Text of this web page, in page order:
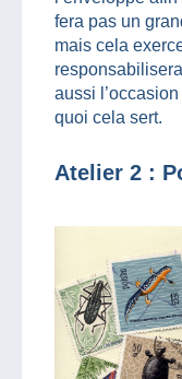
fera pas un
mais cela
aussi
quoi cela sert.
Atelier 2 :